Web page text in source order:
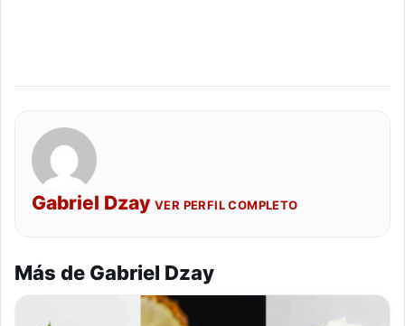
Gabriel Dzay VER PERFIL COMPLETO
Más de Gabriel Dzay